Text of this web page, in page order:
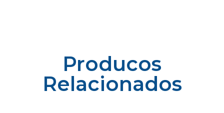
Producos
Relacionados